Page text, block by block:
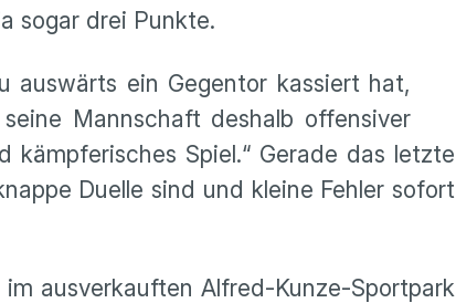
sogar drei Punkte.
auswärts ein Gegentor kassiert hat,
Mannschaft deshalb offensiver
Spiel.“ Gerade das letzte
Duelle sind und kleine Fehler sofort
ausverkauften Alfred-Kunze-Sportpark